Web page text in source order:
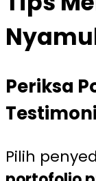
Periksa
Testimoni
Pilih